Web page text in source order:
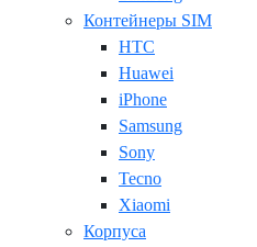
Контейнеры SIM
HTC
Huawei
iPhone
Samsung
Sony
Tecno
Xiaomi
Корпуса